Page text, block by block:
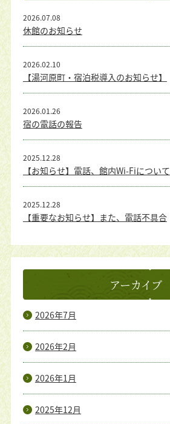
休館のお知らせ
2026.07.08
【湯河原町・宿泊税導入のお知らせ】
2026.02.10
宿の電話の報告
2026.01.26
【お知らせ】電話、館内Wi-Fiについて
2025.12.28
【重要なお知らせ】また、電話不具合
2025.12.28
アーカイブ
2026年7月
2026年2月
2026年1月
2025年12月